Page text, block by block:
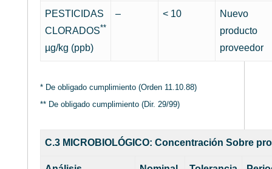
PESTICIDAS
CLORADOS**
µg/kg (ppb)
– < 10
Nuevo
producto
proveedor
* De obligado cumplimiento (Orden 11.10.88)
** De obligado cumplimiento (Dir. 29/99)
C.3 MICROBIOLÓGICO: Concentración Sobre